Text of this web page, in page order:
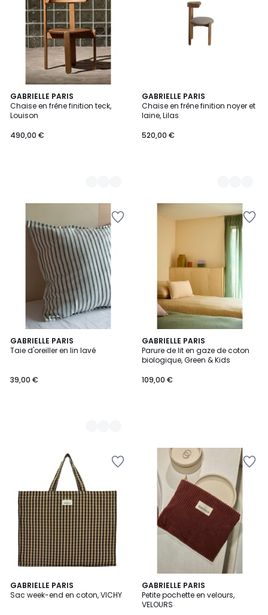
GABRIELLE PARIS
Chaise en frêne finition teck,
Louison
490,00 €
4
Couleurs
GABRIELLE PARIS
Chaise en frêne finition noyer et
laine, Lilas
520,00 €
3
Couleurs
GABRIELLE PARIS
Taie d'oreiller en lin lavé
39,00 €
3
Couleurs
GABRIELLE PARIS
Parure de lit en gaze de coton
biologique, Green & Kids
109,00 €
GABRIELLE PARIS
Sac week-end en coton, VICHY
2
Couleurs
GABRIELLE PARIS
Petite pochette en velours,
VELOURS